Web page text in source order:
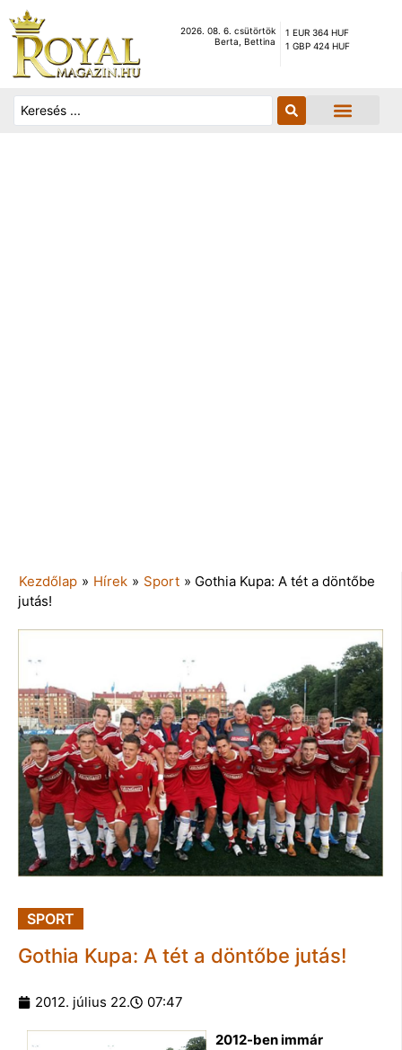
2026. 08. 6. csütörtök
Berta, Bettina
1 EUR 364 HUF
1 GBP 424 HUF
Kezdőlap » Hírek » Sport » Gothia Kupa: A tét a döntőbe
jutás!
SPORT
Gothia Kupa: A tét a döntőbe jutás!
2012. július 22. 07:47
2012-ben immár